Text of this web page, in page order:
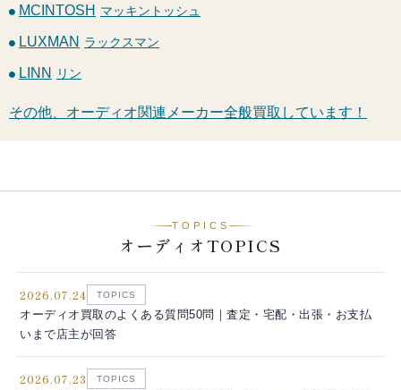
MCINTOSH マッキントッシュ
LUXMAN ラックスマン
LINN リン
その他、オーディオ関連メーカー全般買取しています！
TOPICS
オーディオTOPICS
2026.07.24 TOPICS
オーディオ買取のよくある質問50問｜査定・宅配・出張・お支払
いまで店主が回答
2026.07.23 TOPICS